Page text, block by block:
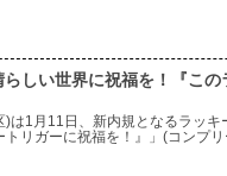
しい世界に祝福を！『この
は1月11日、新内規となるラッ
リガーに祝福を！』」(コンプ